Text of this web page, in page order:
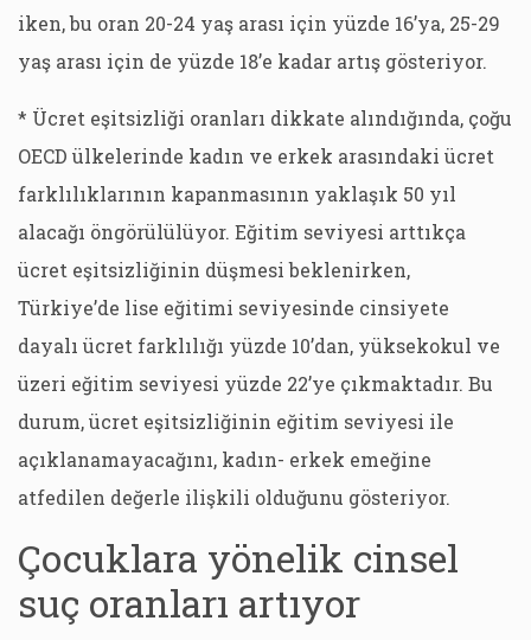
iken, bu oran 20-24 yaş arası için yüzde 16’ya, 25-29
yaş arası için de yüzde 18’e kadar artış gösteriyor.
* Ücret eşitsizliği oranları dikkate alındığında, çoğu
OECD ülkelerinde kadın ve erkek arasındaki ücret
farklılıklarının kapanmasının yaklaşık 50 yıl
alacağı öngörülülüyor. Eğitim seviyesi arttıkça
ücret eşitsizliğinin düşmesi beklenirken,
Türkiye’de lise eğitimi seviyesinde cinsiyete
dayalı ücret farklılığı yüzde 10’dan, yüksekokul ve
üzeri eğitim seviyesi yüzde 22’ye çıkmaktadır. Bu
durum, ücret eşitsizliğinin eğitim seviyesi ile
açıklanamayacağını, kadın- erkek emeğine
atfedilen değerle ilişkili olduğunu gösteriyor.
Çocuklara yönelik cinsel
suç oranları artıyor